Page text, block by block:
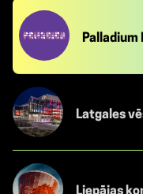
Palladium
Latgales